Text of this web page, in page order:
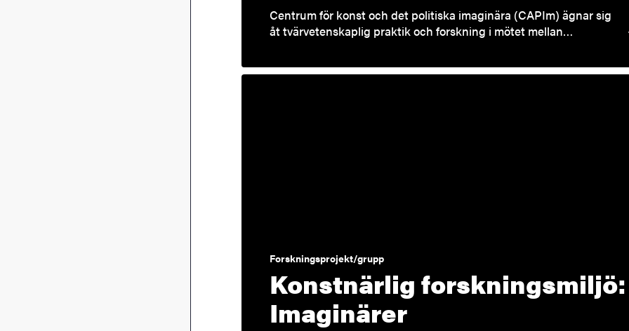
Centrum för konst och det politiska imaginära (CAPIm) ägnar sig
åt tvärvetenskaplig praktik och forskning i mötet mellan…
Forskningsprojekt/grupp
Konstnärlig forskningsmiljö:
Imaginärer